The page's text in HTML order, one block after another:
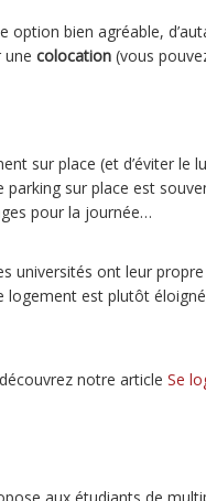
bien agréable,
une colocation (vous
sur place (et d’éviter le
sur place est
pour la journée…
universités ont leur
logement est plutôt
notre article Se